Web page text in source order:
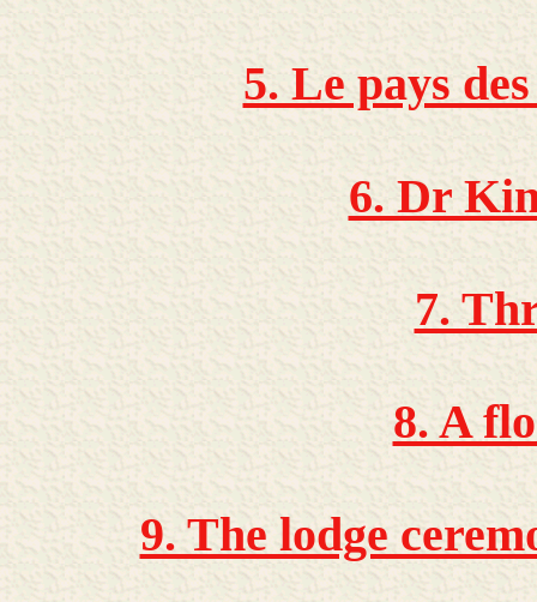
5. Le pays
6. Dr
7.
8. A
9. The lodge